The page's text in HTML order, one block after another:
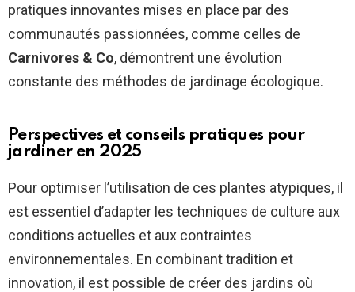
pratiques innovantes mises en place par des
communautés passionnées, comme celles de
Carnivores & Co, démontrent une évolution
constante des méthodes de jardinage écologique.
Perspectives et conseils pratiques pour
jardiner en 2025
Pour optimiser l’utilisation de ces plantes atypiques, il
est essentiel d’adapter les techniques de culture aux
conditions actuelles et aux contraintes
environnementales. En combinant tradition et
innovation, il est possible de créer des jardins où